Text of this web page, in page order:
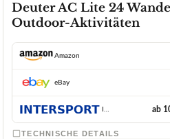
Deuter AC Lite 24
Outdoor-Aktivitäten
Amazon
eBay
INTERSPORT ab
TECHNISCHE DETAILS